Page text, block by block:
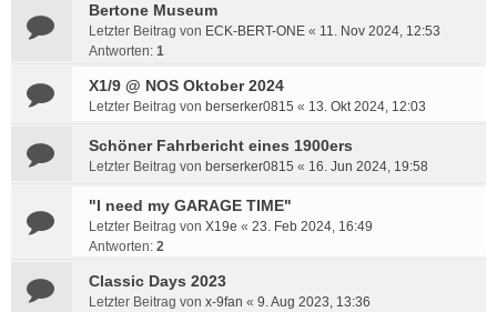
Bertone Museum
Letzter Beitrag von ECK-BERT-ONE « 11. Nov 2024, 12:53
Antworten: 1
X1/9 @ NOS Oktober 2024
Letzter Beitrag von berserker0815 « 13. Okt 2024, 12:03
Schöner Fahrbericht eines 1900ers
Letzter Beitrag von berserker0815 « 16. Jun 2024, 19:58
"I need my GARAGE TIME"
Letzter Beitrag von X19e « 23. Feb 2024, 16:49
Antworten: 2
Classic Days 2023
Letzter Beitrag von x-9fan « 9. Aug 2023, 13:36